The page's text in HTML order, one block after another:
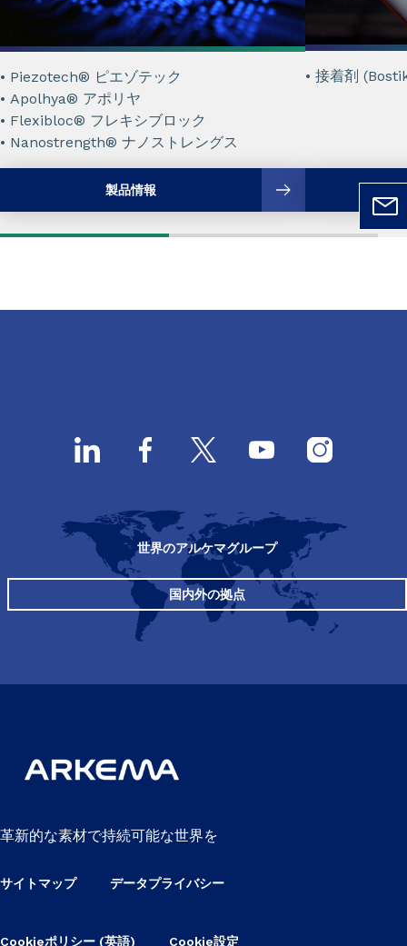
• Piezotech® ピエゾテック
• Apolhya® アポリヤ
• Flexibloc® フレキシブロック
• Nanostrength® ナノストレングス
製品情報
• 接着剤
世界のアルケマグループ
国内外の拠点
革新的な素材で持続可能な世界を
サイトマップ データプライバシー
Cookieポリシー (英語) Cookie設定